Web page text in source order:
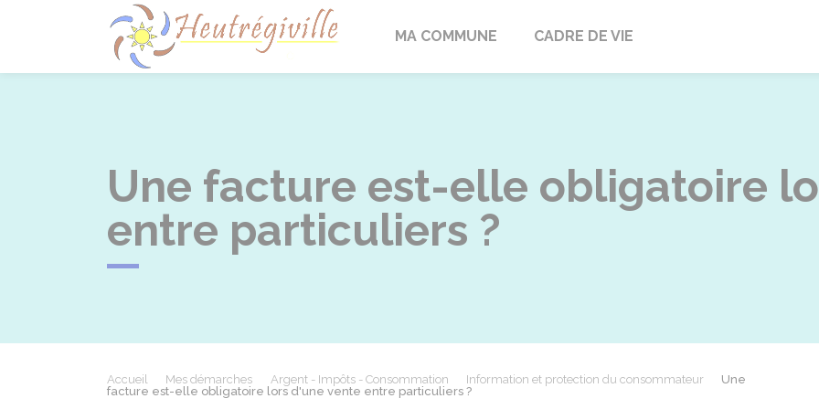
Heutrégiville
MA COMMUNE CADRE DE VIE
Une facture est-elle obligatoire
entre particuliers ?
Accueil Mes démarches Argent - Impôts - Consommation Information et protection du consommateur
Une
facture est-elle obligatoire lors d'une vente entre particuliers ?